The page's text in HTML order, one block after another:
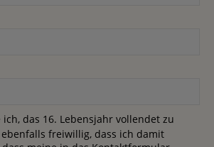
das 16. Lebensjahr vollendet zu
freiwillig, dass ich damit